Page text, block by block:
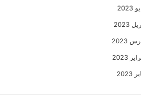
2023
2023
2023